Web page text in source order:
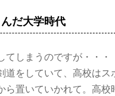
だ大学時代
てしまうのですが・・・
道をしていて、高校は
ら置いていかれて。高